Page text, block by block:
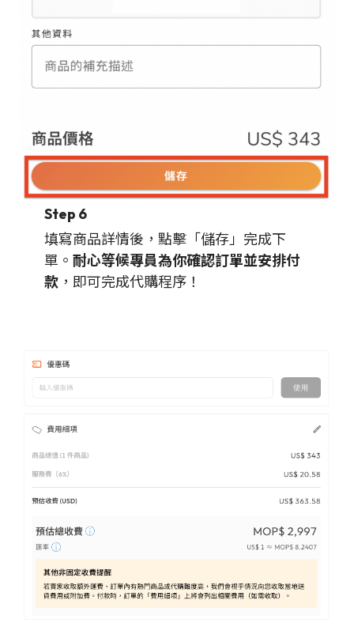
Step 6
填寫商品詳情後，點擊「儲存」完成下
單。 耐心等候專員為你確認訂單並安排付
款 ，即可完成代購程序！